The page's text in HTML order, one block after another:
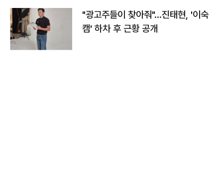
"광고주들이 찾아줘"…진태현, '이숙
캠' 하차 후 근황 공개